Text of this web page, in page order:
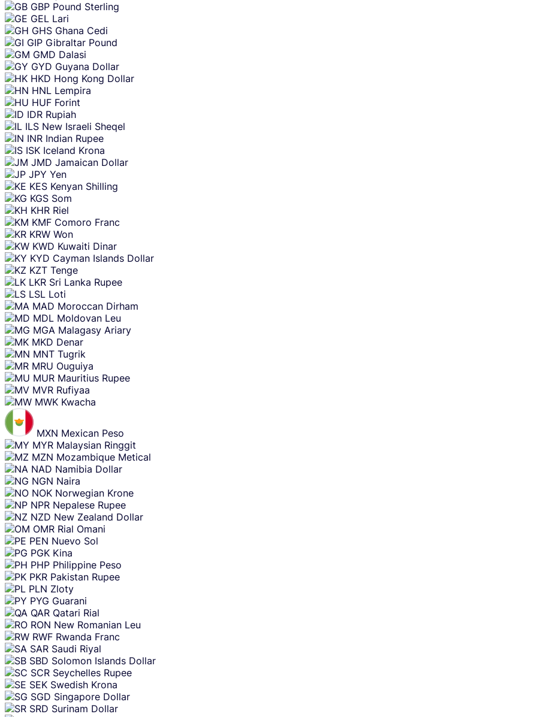
GBP Pound Sterling
GEL Lari
GHS Ghana Cedi
GIP Gibraltar Pound
GMD Dalasi
GYD Guyana Dollar
HKD Hong Kong Dollar
HNL Lempira
HUF Forint
IDR Rupiah
ILS New Israeli Sheqel
INR Indian Rupee
ISK Iceland Krona
JMD Jamaican Dollar
JPY Yen
KES Kenyan Shilling
KGS Som
KHR Riel
KMF Comoro Franc
KRW Won
KWD Kuwaiti Dinar
KYD Cayman Islands Dollar
KZT Tenge
LKR Sri Lanka Rupee
LSL Loti
MAD Moroccan Dirham
MDL Moldovan Leu
MGA Malagasy Ariary
MKD Denar
MNT Tugrik
MRU Ouguiya
MUR Mauritius Rupee
MVR Rufiyaa
MWK Kwacha
MXN Mexican Peso
MYR Malaysian Ringgit
MZN Mozambique Metical
NAD Namibia Dollar
NGN Naira
NOK Norwegian Krone
NPR Nepalese Rupee
NZD New Zealand Dollar
OMR Rial Omani
PEN Nuevo Sol
PGK Kina
PHP Philippine Peso
PKR Pakistan Rupee
PLN Zloty
PYG Guarani
QAR Qatari Rial
RON New Romanian Leu
RWF Rwanda Franc
SAR Saudi Riyal
SBD Solomon Islands Dollar
SCR Seychelles Rupee
SEK Swedish Krona
SGD Singapore Dollar
SRD Surinam Dollar